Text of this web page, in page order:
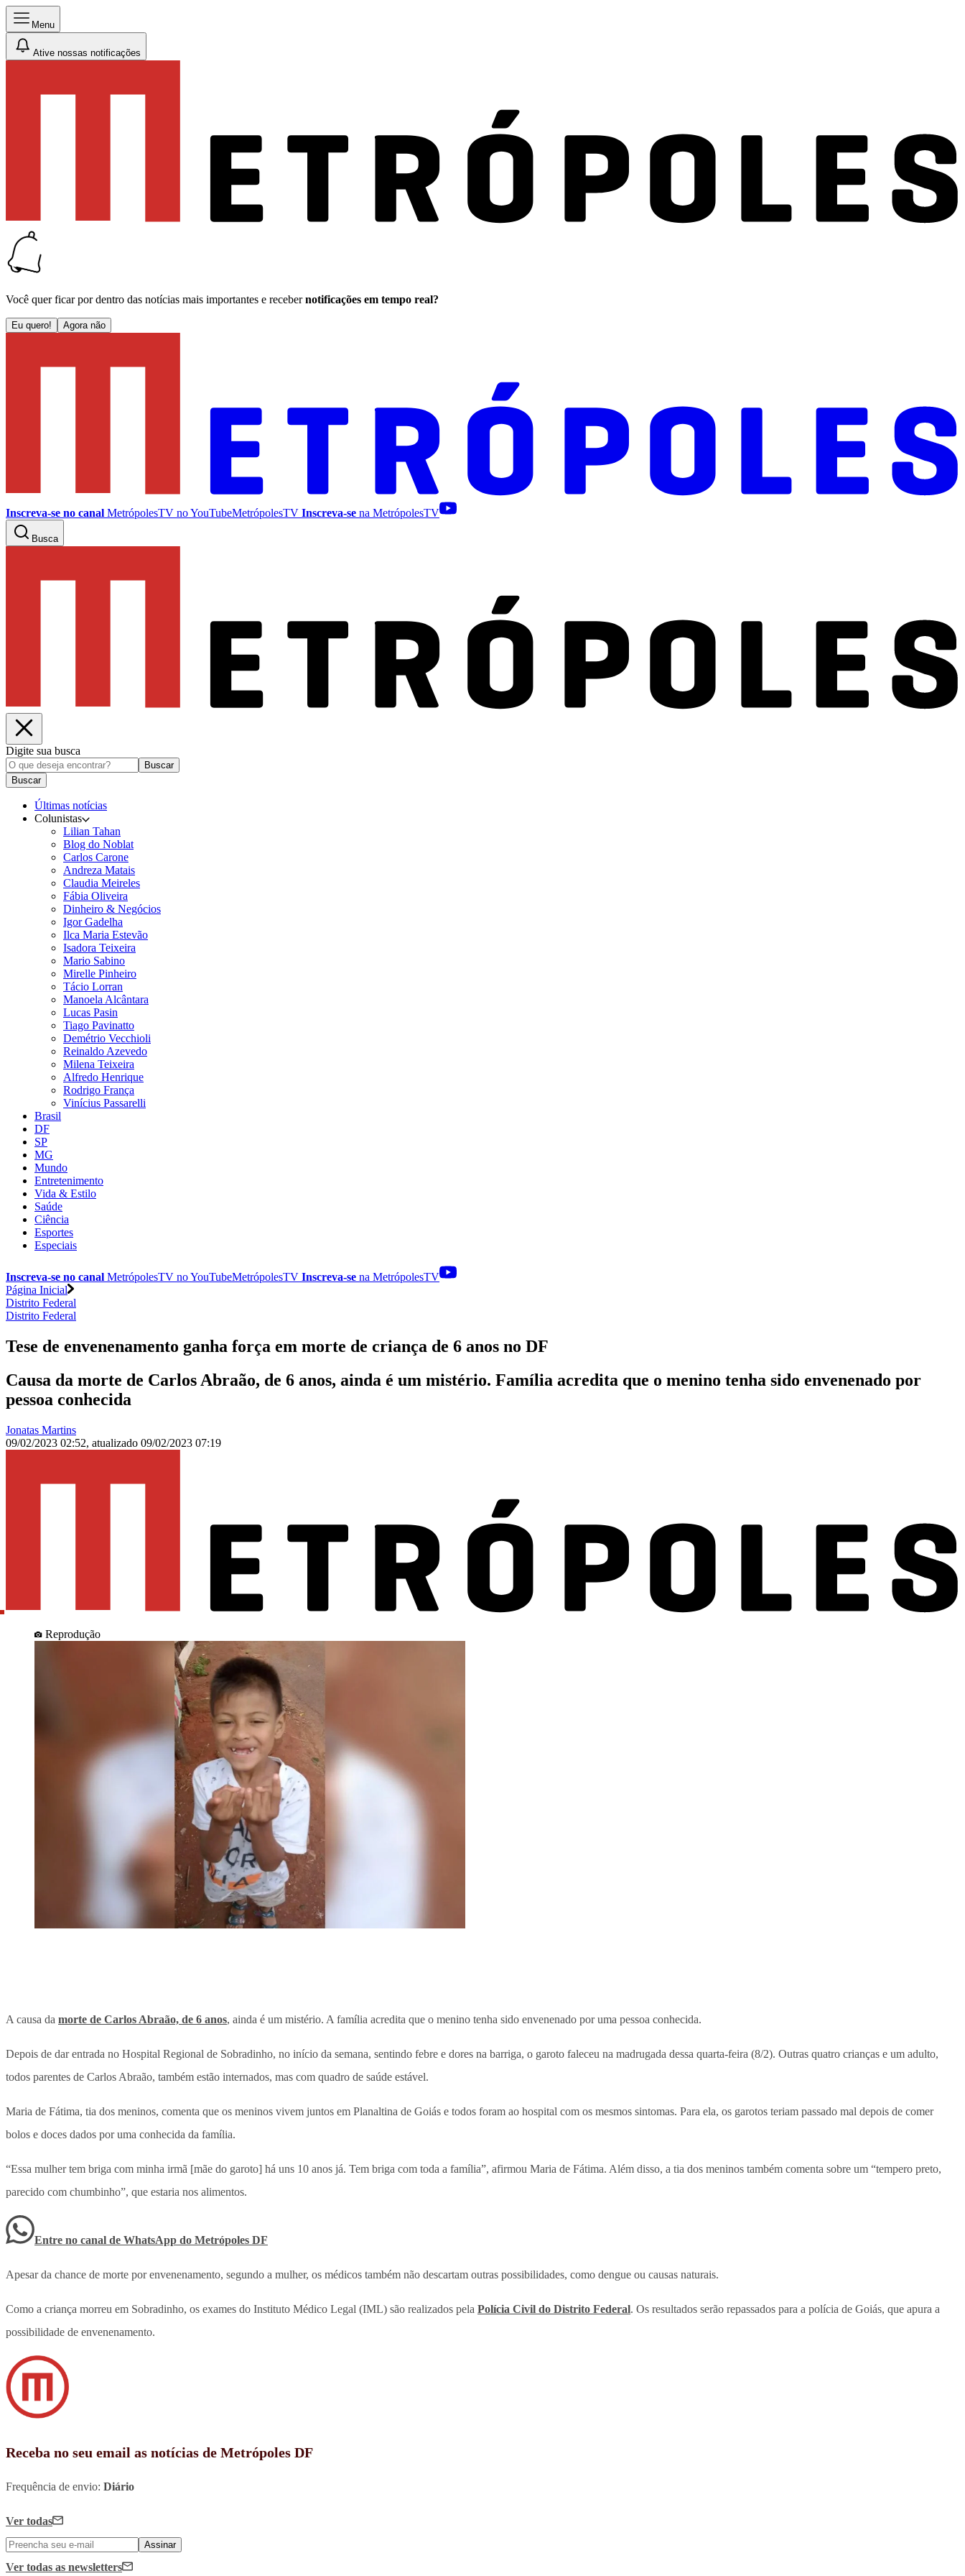
Menu
Ative nossas notificações
Você quer ficar por dentro das notícias mais importantes e receber notificações em tempo real?
Eu quero! Agora não
Inscreva-se no canal MetrópolesTV noYouTubeMetrópolesTV Inscreva-se na MetrópolesTV
Busca
Digite sua busca
Buscar
Buscar
Últimas notícias
Colunistas
Lilian Tahan
Blog do Noblat
Carlos Carone
Andreza Matais
Claudia Meireles
Fábia Oliveira
Dinheiro & Negócios
Igor Gadelha
Ilca Maria Estevão
Isadora Teixeira
Mario Sabino
Mirelle Pinheiro
Tácio Lorran
Manoela Alcântara
Lucas Pasin
Tiago Pavinatto
Demétrio Vecchioli
Reinaldo Azevedo
Milena Teixeira
Alfredo Henrique
Rodrigo França
Vinícius Passarelli
Brasil
DF
SP
MG
Mundo
Entretenimento
Vida & Estilo
Saúde
Ciência
Esportes
Especiais
Inscreva-se no canal MetrópolesTV noYouTubeMetrópolesTV Inscreva-se na MetrópolesTV
Página Inicial
Distrito Federal
Distrito Federal
Tese de envenenamento ganha força em morte de criança de 6 anos no DF
Causa da morte de Carlos Abraão, de 6 anos, ainda é um mistério. Família acredita que o menino tenha sido envenenado por
pessoa conhecida
Jonatas Martins
09/02/2023 02:52, atualizado 09/02/2023 07:19
Reprodução
A causa da morte de Carlos Abraão, de 6 anos, ainda é um mistério. A família acredita que o menino tenha sido envenenado por uma pessoa conhecida.
Depois de dar entrada no Hospital Regional de Sobradinho, no início da semana, sentindo febre e dores na barriga, o garoto faleceu na madrugada dessa quarta-feira (8/2). Outras quatro crianças e um adulto,
todos parentes de Carlos Abraão, também estão internados, mas com quadro de saúde estável.
Maria de Fátima, tia dos meninos, comenta que os meninos vivem juntos em Planaltina de Goiás e todos foram ao hospital com os mesmos sintomas. Para ela, os garotos teriam passado mal depois de comer
bolos e doces dados por uma conhecida da família.
“Essa mulher tem briga com minha irmã [mãe do garoto] há uns 10 anos já. Tem briga com toda a família”, afirmou Maria de Fátima. Além disso, a tia dos meninos também comenta sobre um “tempero preto,
parecido com chumbinho”, que estaria nos alimentos.
Entre no canal de WhatsApp do Metrópoles DF
Apesar da chance de morte por envenenamento, segundo a mulher, os médicos também não descartam outras possibilidades, como dengue ou causas naturais.
Como a criança morreu em Sobradinho, os exames do Instituto Médico Legal (IML) são realizados pela Polícia Civil do Distrito Federal. Os resultados serão repassados para a polícia de Goiás, que apura a
possibilidade de envenenamento.
Receba no seu email as notícias de Metrópoles DF
Frequência de envio: Diário
Ver todas
Assinar
Ver todas as newsletters